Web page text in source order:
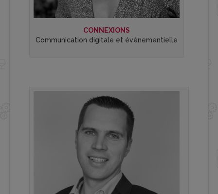
CONNEXIONS
Communication digitale et événementielle